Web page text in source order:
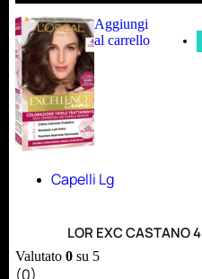
Aggiungi
al carrello
Capelli Lg
LOR EXC CASTANO 4
Valutato 0su 5
(0)